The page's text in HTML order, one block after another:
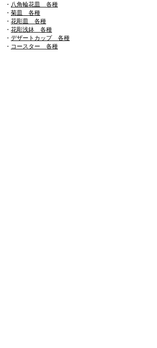
・ 八角輪花皿 各種
・ 菊皿 各種
・ 花彫皿 各種
・ 花彫浅鉢 各種
・ デザートカップ 各種
・ コースター 各種